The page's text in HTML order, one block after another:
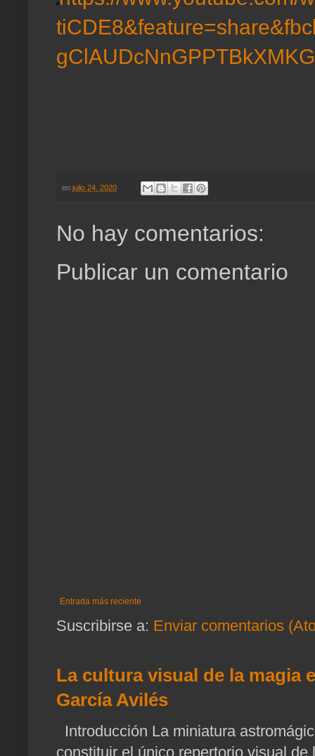
en julio 24, 2020
No hay comentarios:
Publicar un comentario
Entrada más reciente
Suscribirse a: Enviar comentarios
La cultura visual de la magia
García Avilés
Introducción La miniatura
constituir el único repertorio visual de